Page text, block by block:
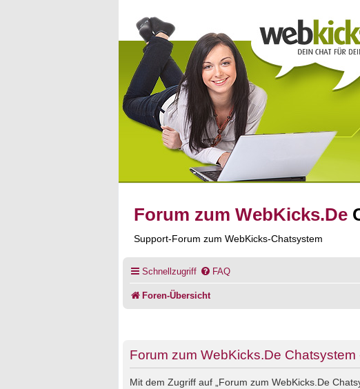
Forum zum WebKicks.De
Support-Forum zum WebKicks-Chatsystem
Schnellzugriff FAQ
Foren-Übersicht
Forum zum WebKicks.De Chatsystem
Mit dem Zugriff auf „Forum zum WebKicks.De